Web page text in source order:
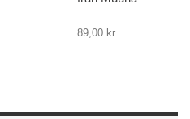
89,00 kr